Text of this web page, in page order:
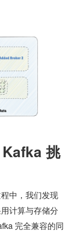
挑
中，我们发现
计算与存储分
完全兼容的同